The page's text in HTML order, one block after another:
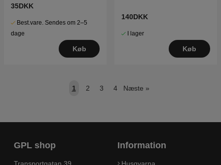
35DKK
Best.vare. Sendes om 2–5
dage
Køb
140DKK
I lager
Køb
1 2 3 4 Næste »
GPL shop
Transportgatan 39
Information
Husqvarna